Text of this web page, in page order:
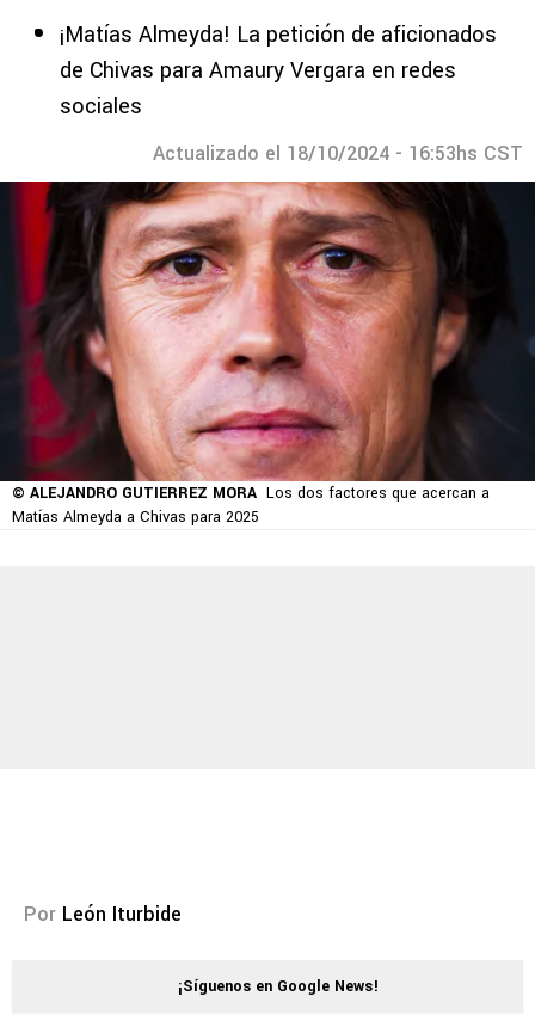
¡Matías Almeyda! La petición de aficionados
de Chivas para Amaury Vergara en redes
sociales
Actualizado el 18/10/2024 - 16:53hs CST
© ALEJANDRO GUTIERREZ MORA Los dos factores que acercan a
Matías Almeyda a Chivas para 2025
Por León Iturbide
¡Síguenos en Google News!